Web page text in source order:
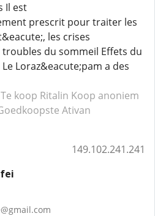
Il est
prescrit pour traiter les
les crises
du sommeil Effets du
Loraz&eacute;pam a des
Te koop Ritalin Koop anoniem
Ativan
149.102.241.241